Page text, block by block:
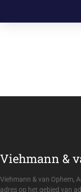
Viehmann &
Viehmann & van Ophem,
adres op het gebied van
de tijd noch de kennis
zij ervoor dat alles